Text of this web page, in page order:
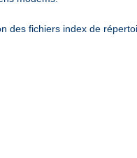
des fichiers index de